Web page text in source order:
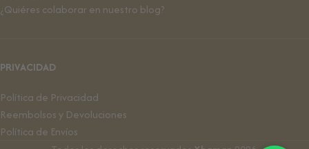
¿Quiéres colaborar en nuestro blog?
PRIVACIDAD
Política de Privacidad
Reembolsos y Devoluciones
Política de Envíos